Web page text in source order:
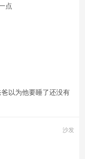
点
以为他要睡了还没有
沙发